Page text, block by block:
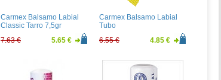
Carmex Balsamo Labial
Classic Tarro 7,5gr
7.63 €
5.65 €
Carmex Balsamo Labial
Tubo
6.55 €
4.85 €